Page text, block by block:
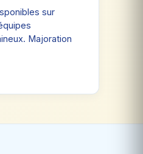
sur
Majoration